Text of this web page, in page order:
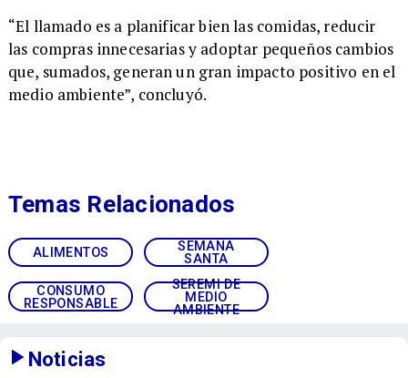
“El llamado es a planificar bien las comidas, reducir
las compras innecesarias y adoptar pequeños cambios
que, sumados, generan un gran impacto positivo en el
medio ambiente”, concluyó.
ALIMENTOS
SEMANA
SANTA
CONSUMO
RESPONSABLE
SEREMI DE
MEDIO
AMBIENTE
Temas Relacionados
Noticias